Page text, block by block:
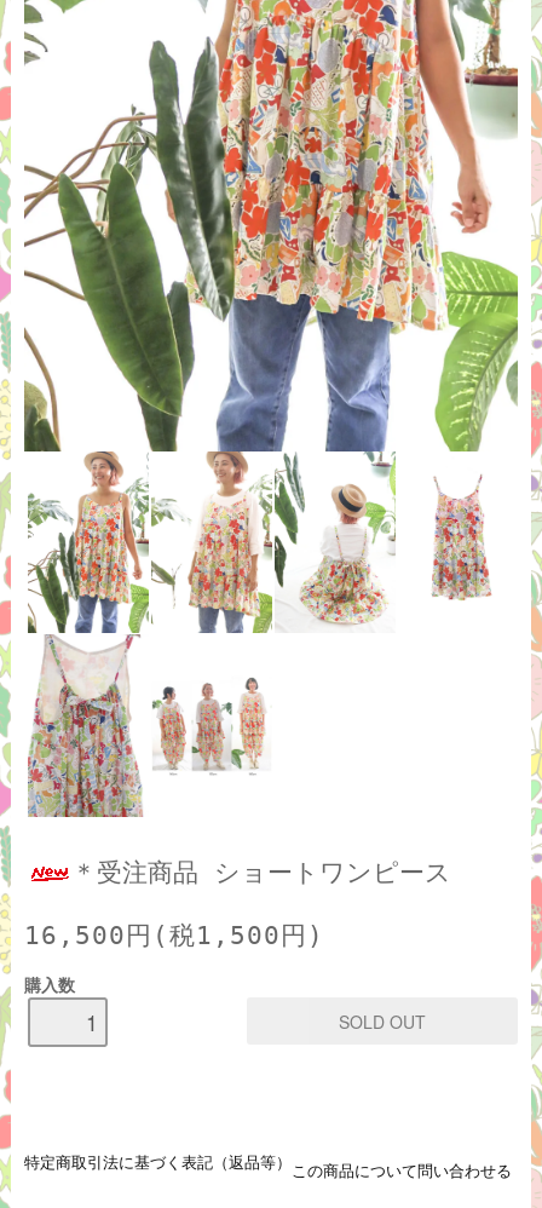
＊受注商品 ショートワンピース
16,500円(税1,500円)
購入数
特定商取引法に基づく表記（返品等） この商品について問い合わせる